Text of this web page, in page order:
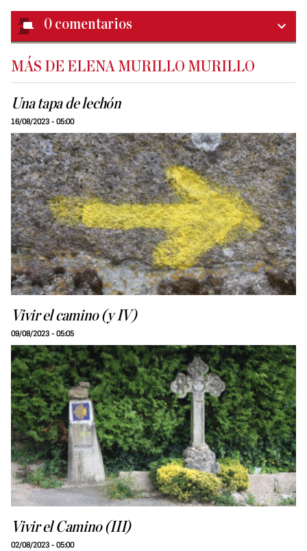
0 comentarios
MÁS DE ELENA MURILLO MURILLO
Una tapa de lechón
16/08/2023 - 05:00
Vivir el camino (y IV)
09/08/2023 - 05:05
Vivir el Camino (III)
02/08/2023 - 05:00